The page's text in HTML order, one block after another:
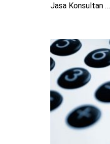
Jasa Konsultan …